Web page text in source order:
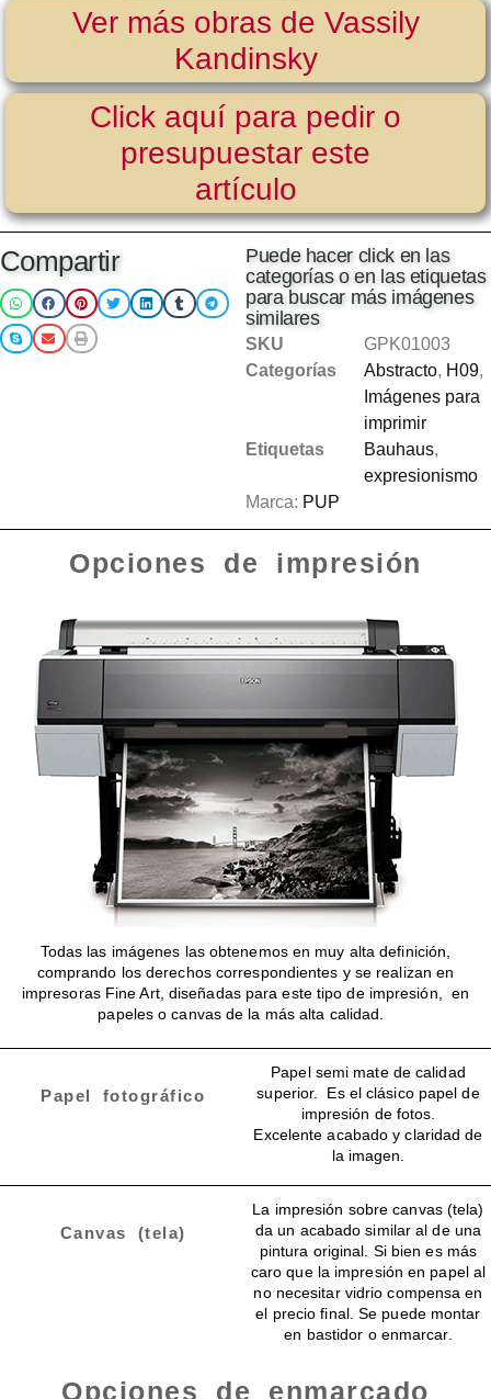
Ver más obras de Vassily
Kandinsky
Click aquí para pedir o
presupuestar este
artículo
Compartir
Puede hacer click en las
categorías o en las etiquetas
para buscar más imágenes
similares
SKU
GPK01003
Categorías
Abstracto, H09,
Imágenes para
imprimir
Etiquetas
Bauhaus,
expresionismo
Marca: PUP
Opciones de impresión
Todas las imágenes las obtenemos en muy alta definición,
comprando los derechos correspondientes y se realizan en
impresoras Fine Art, diseñadas para este tipo de impresión, en
papeles o canvas de la más alta calidad.
Papel fotográfico
Papel semi mate de calidad
superior. Es el clásico papel de
impresión de fotos.
Excelente acabado y claridad de
la imagen.
Canvas (tela)
La impresión sobre canvas (tela)
da un acabado similar al de una
pintura original. Si bien es más
caro que la impresión en papel al
no necesitar vidrio compensa en
el precio final. Se puede montar
en bastidor o enmarcar.
Opciones de enmarcado